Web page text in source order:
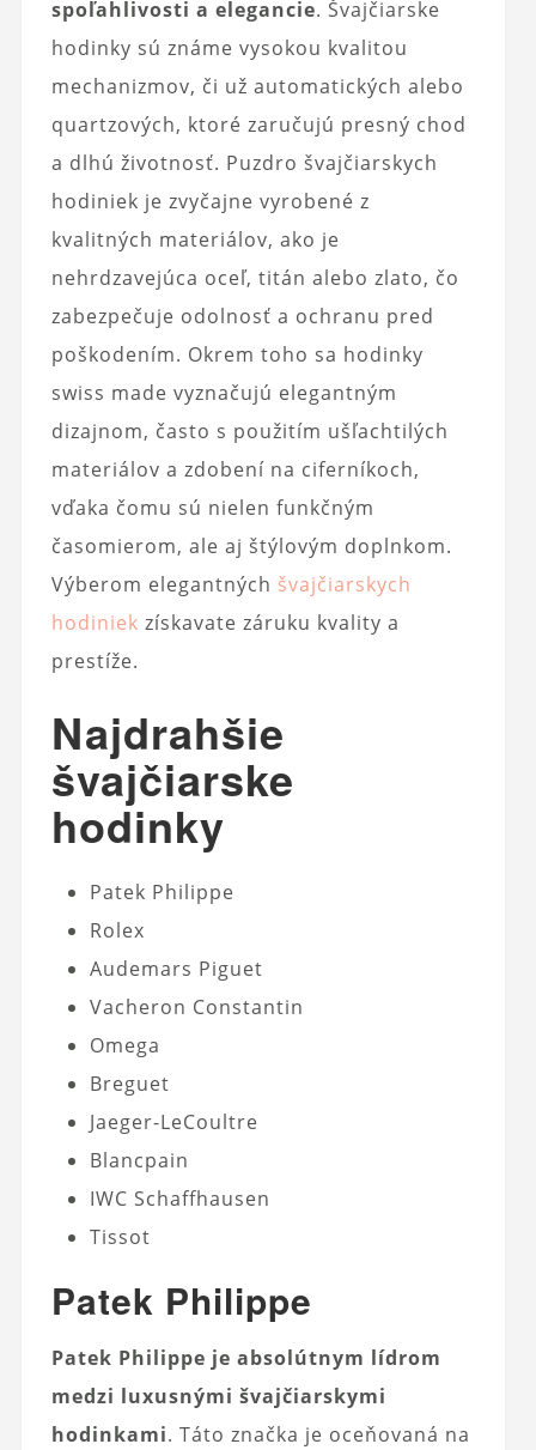
spoľahlivosti a elegancie. Švajčiarske
hodinky sú známe vysokou kvalitou
mechanizmov, či už automatických alebo
quartzových, ktoré zaručujú presný chod
a dlhú životnosť. Puzdro švajčiarskych
hodiniek je zvyčajne vyrobené z
kvalitných materiálov, ako je
nehrdzavejúca oceľ, titán alebo zlato, čo
zabezpečuje odolnosť a ochranu pred
poškodením. Okrem toho sa hodinky
swiss made vyznačujú elegantným
dizajnom, často s použitím ušľachtilých
materiálov a zdobení na ciferníkoch,
vďaka čomu sú nielen funkčným
časomierom, ale aj štýlovým doplnkom.
Výberom elegantných švajčiarskych
hodiniek získavate záruku kvality a
prestíže.
Najdrahšie
švajčiarske
hodinky
Patek Philippe
Rolex
Audemars Piguet
Vacheron Constantin
Omega
Breguet
Jaeger-LeCoultre
Blancpain
IWC Schaffhausen
Tissot
Patek Philippe
Patek Philippe je absolútnym lídrom
medzi luxusnými švajčiarskymi
hodinkami. Táto značka je oceňovaná na